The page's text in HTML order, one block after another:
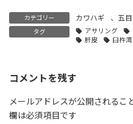
カテゴリー カワハギ 、 五
タグ アサリング
肝皮
臼杵湾
コメントを残す
メールアドレスが公開されるこ
欄は必須項目です